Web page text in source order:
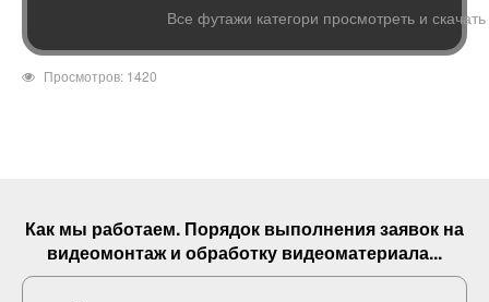
Все футажи категори просмотреть и скачать
Просмотров: 1420
Как мы работаем. Порядок выполнениязаявок на
видеомонтаж и обработку видеоматериала...